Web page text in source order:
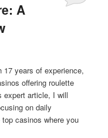
A
years of experience,
offering roulette
expert article, I will
on daily
casinos where you